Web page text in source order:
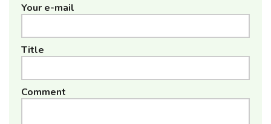
Your e-mail
Title
Comment